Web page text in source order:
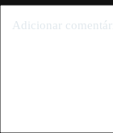
Adicionar